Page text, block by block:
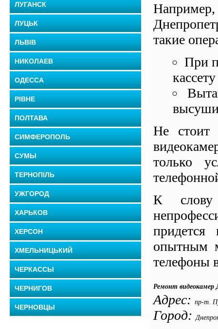
ЛУГАНСК
ЛУЦЬК
ЛЬВІВ
НИКОЛАЕВ
ОДЕССА
РІВНЕ
ПОЛТАВА
СИМФЕРОПОЛЬ
СУМЫ
ТЕРНОПІЛЬ
УЖГОРОД
ХАРЬКОВ
ХЕРСОН
ХМЕЛЬНИЦЬКИЙ
ЧЕРКАССЫ
ЧЕРНИГОВ
ЧЕРНОВЦЫ
такие
При
Не стоит
только
К слову
опытным
телефоны
Ремонт видеокамер
Адрес: пр-т.
Город: